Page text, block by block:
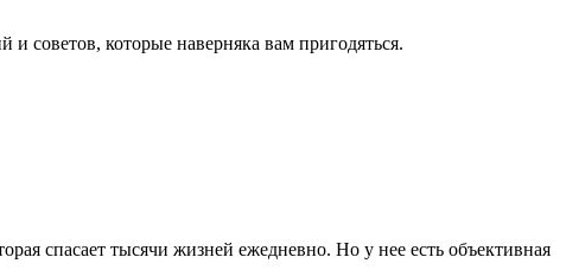
советов, которые наверняка вам пригодяться.
спасает тысячи жизней ежедневно. Но у нее есть объективная